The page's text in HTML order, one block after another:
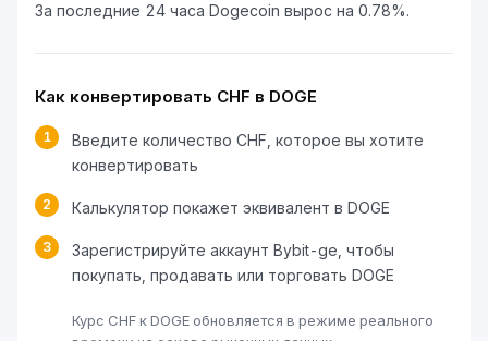
За последние 24 часа Dogecoin вырос на 0.78%.
Как конвертировать CHF в DOGE
1
Введите количество CHF, которое вы хотите
конвертировать
2 Калькулятор покажет эквивалент в DOGE
3
Зарегистрируйте аккаунт Bybit-ge, чтобы
покупать, продавать или торговать DOGE
Курс CHF к DOGE обновляется в режиме реального